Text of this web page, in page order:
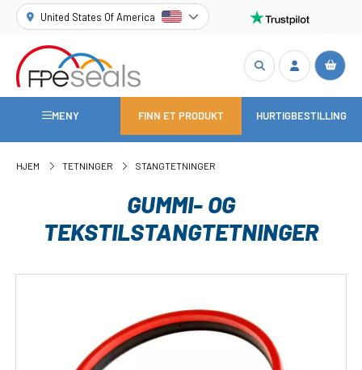
United States Of America
MENY FINN ET PRODUKT HURTIGBESTILLING
HJEM TETNINGER STANGTETNINGER
GUMMI- OG
TEKSTILSTANGTETNINGER